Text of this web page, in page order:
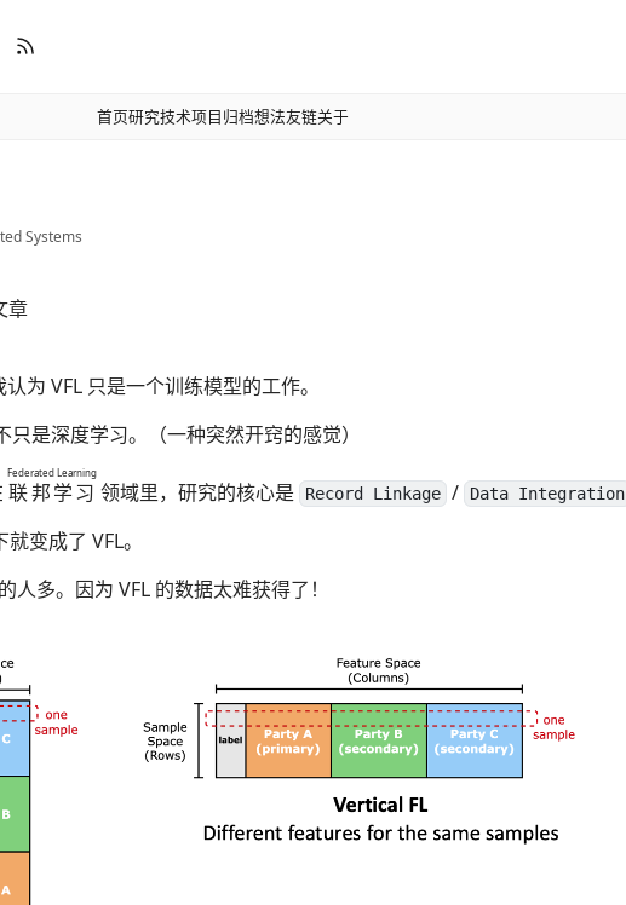
首页研究技术项目归档想法友链关于
Systems
章
为 VFL 只是一个训练模型的工作。
是深度学习。（一种突然开窍的感觉）
联邦学习
Federated Learning
领域里，研究的核心是 Record Linkage / Data Integration
变成了 VFL。
人多。因为 VFL 的数据太难获得了！